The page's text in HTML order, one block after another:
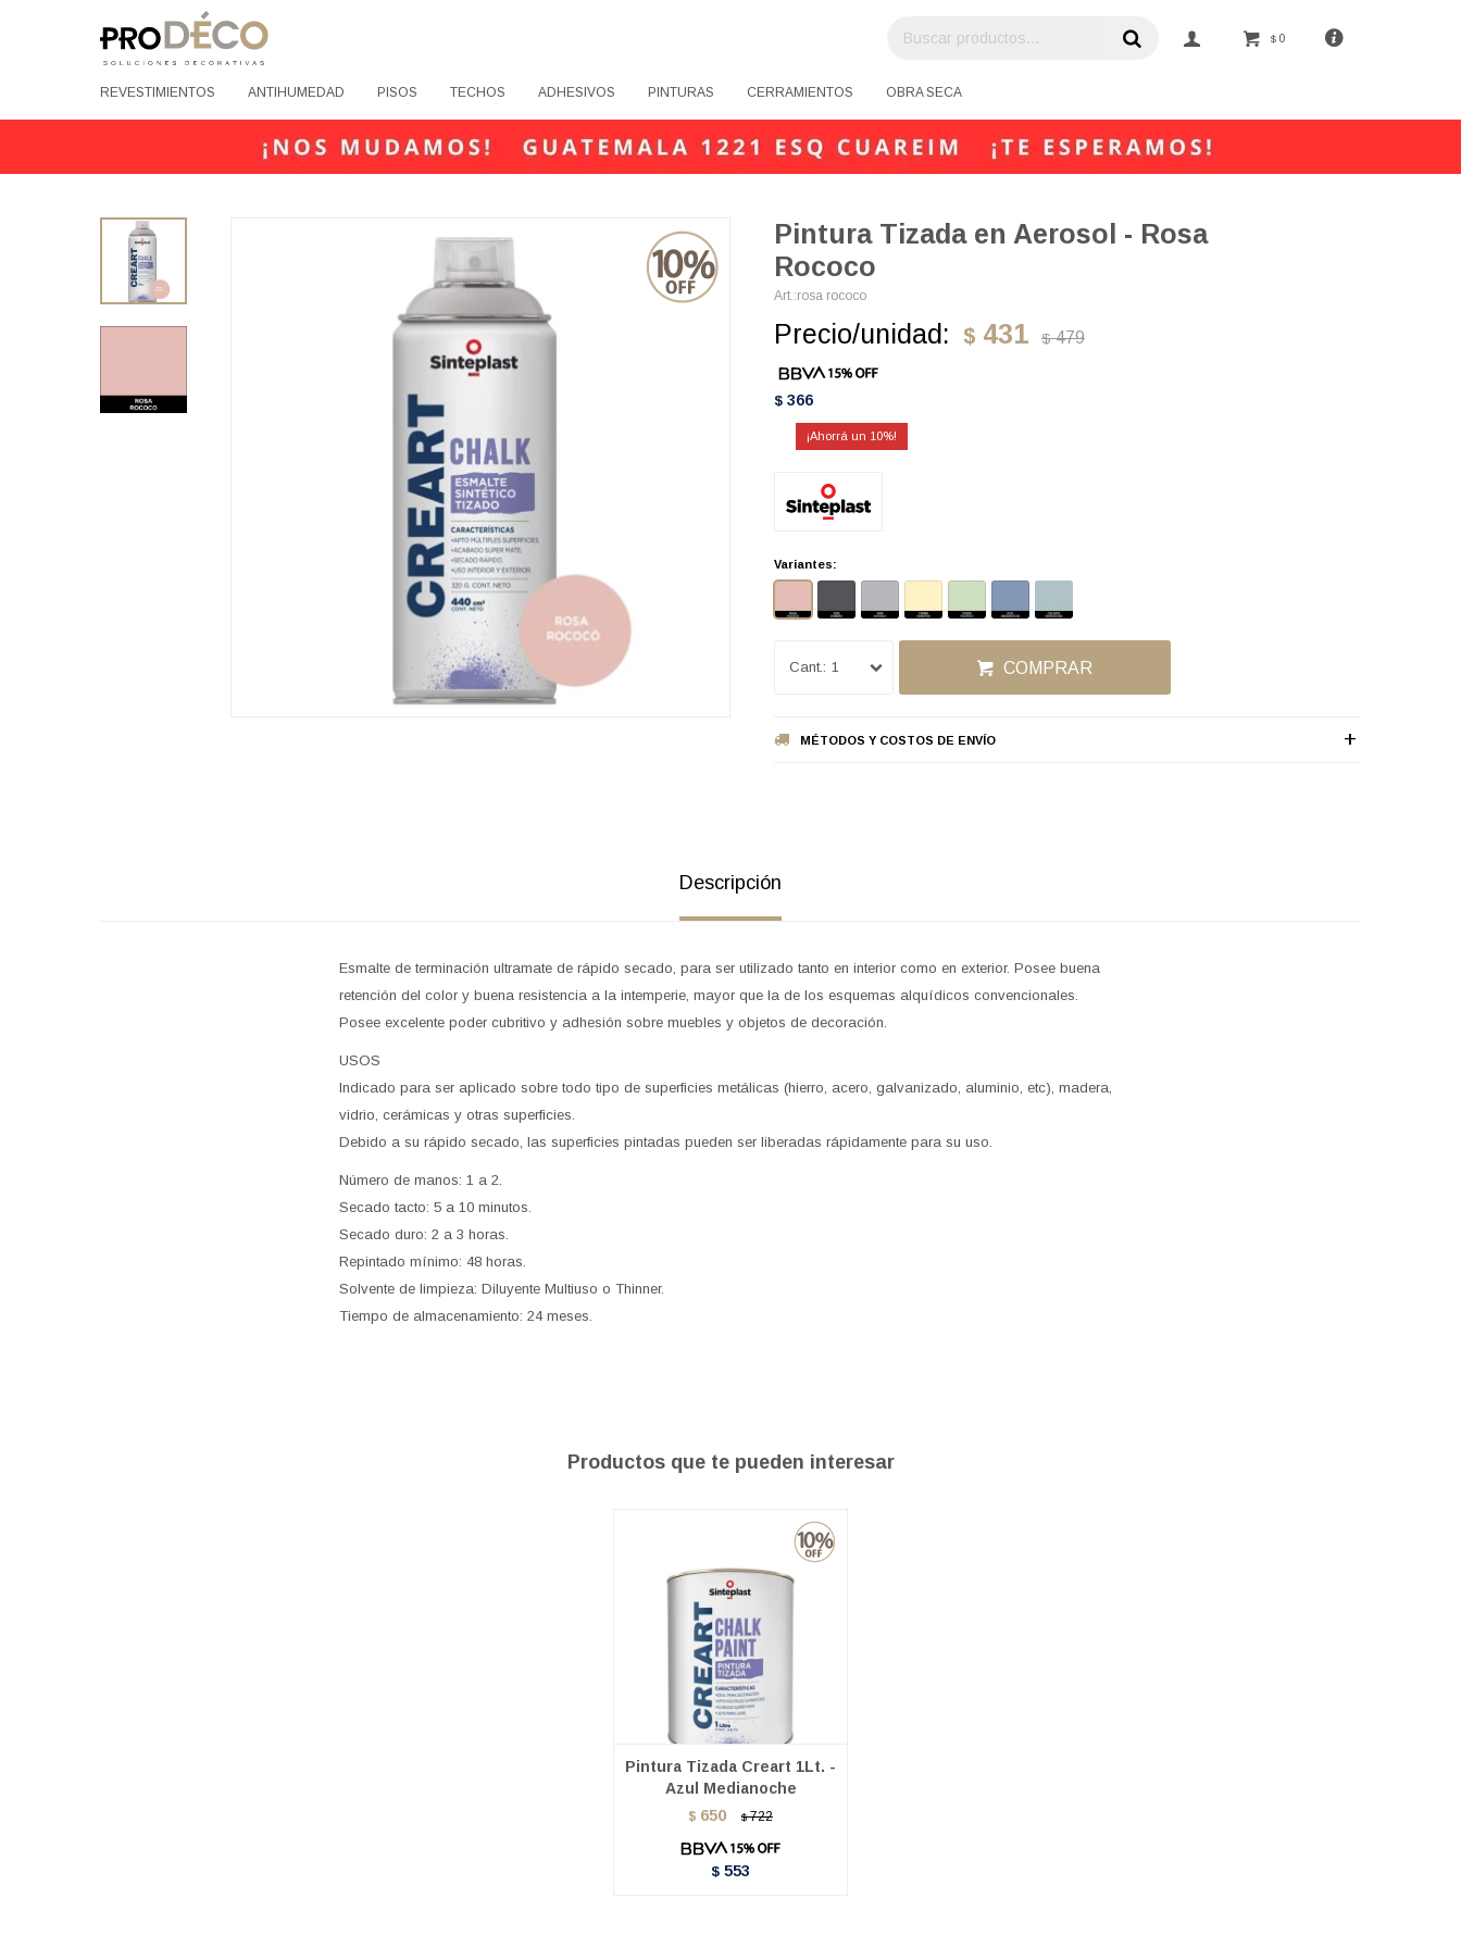
REVESTIMIENTOS ANTIHUMEDAD PISOS TECHOS ADHESIVOS PINTURAS CERRAMIENTOS OBRA SECA
$ 0
Pintura Tizada en Aerosol - Rosa
Rococo
rosa rococo
Precio/unidad: $ 431 $ 479
$ 366
10
Variantes:
1 COMPRAR
MÉTODOS Y COSTOS DE ENVÍO
Descripción
Esmalte de terminación ultramate de rápido secado, para ser utilizado tanto en interior como en exterior. Posee buena
retención del color y buena resistencia a la intemperie, mayor que la de los esquemas alquídicos convencionales.
Posee excelente poder cubritivo y adhesión sobre muebles y objetos de decoración.
USOS
Indicado para ser aplicado sobre todo tipo de superficies metálicas (hierro, acero, galvanizado, aluminio, etc), madera,
vidrio, cerámicas y otras superficies.
Debido a su rápido secado, las superficies pintadas pueden ser liberadas rápidamente para su uso.
Número de manos: 1 a 2.
Secado tacto: 5 a 10 minutos.
Secado duro: 2 a 3 horas.
Repintado mínimo: 48 horas.
Solvente de limpieza: Diluyente Multiuso o Thinner.
Tiempo de almacenamiento: 24 meses.
Productos que te pueden interesar
Pintura Tizada Creart 1Lt. -
Azul Medianoche
$ 650 $ 722
$ 553